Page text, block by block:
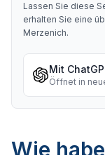
Lassen Sie diese
erhalten Sie eine
Merzenich.
Mit
Öffnet in
Wie